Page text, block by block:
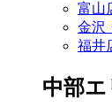
富山
金沢
福井
中部